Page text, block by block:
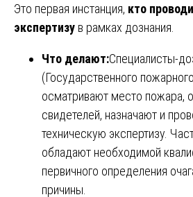
Это первая инстанция, кто
экспертизу в рамках дознания.
Что делают:Специалисты-
(Государственного
осматривают место пожара,
свидетелей, назначают и
техническую экспертизу.
обладают необходимой
первичного определения
причины.